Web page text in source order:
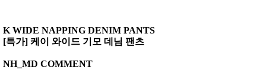
K WIDE NAPPING DENIM PANTS
[특가] 케이 와이드 기모 데님 팬츠
NH_MD COMMENT